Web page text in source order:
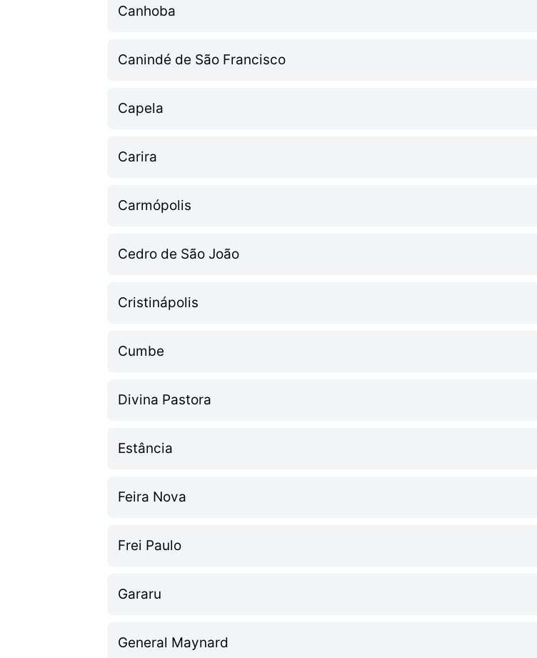
Canhoba
Canindé de São Francisco
Capela
Carira
Carmópolis
Cedro de São João
Cristinápolis
Cumbe
Divina Pastora
Estância
Feira Nova
Frei Paulo
Gararu
General Maynard